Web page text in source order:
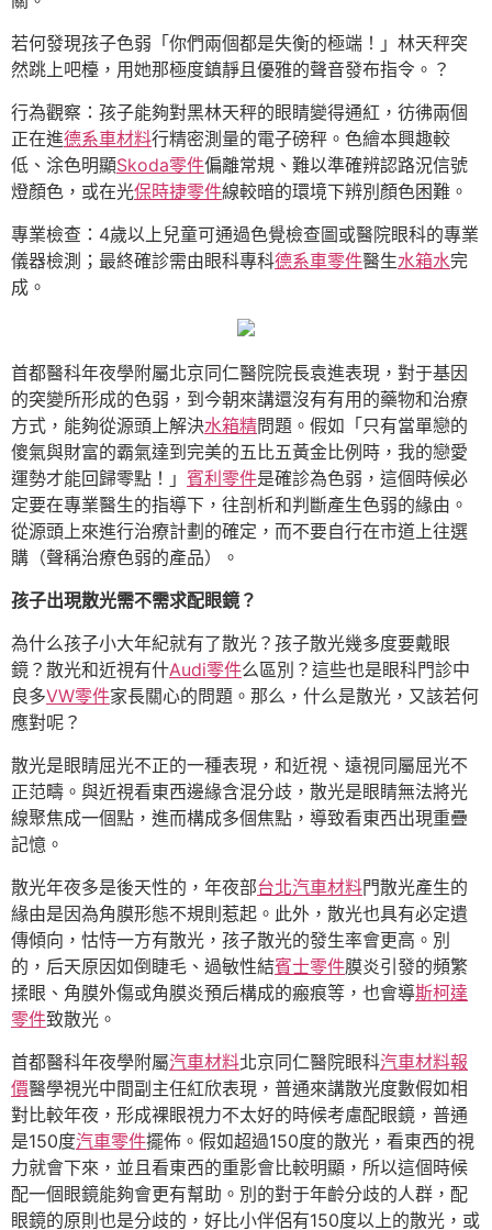
若何發現孩子色弱「你們兩個都是失衡的極端！」林天秤突
然跳上吧檯，用她那極度鎮靜且優雅的聲音發布指令。？
行為觀察：孩子能夠對黑林天秤的眼睛變得通紅，彷彿兩個
正在進德系車材料行精密測量的電子磅秤。色繪本興趣較
低、涂色明顯Skoda零件偏離常規、難以準確辨認路況信號
燈顏色，或在光保時捷零件線較暗的環境下辨別顏色困難。
專業檢查：4歲以上兒童可通過色覺檢查圖或醫院眼科的專業
儀器檢測；最終確診需由眼科專科德系車零件醫生水箱水完
成。
首都醫科年夜學附屬北京同仁醫院院長袁進表現，對于基因
的突變所形成的色弱，到今朝來講還沒有有用的藥物和治療
方式，能夠從源頭上解決水箱精問題。假如「只有當單戀的
傻氣與財富的霸氣達到完美的五比五黃金比例時，我的戀愛
運勢才能回歸零點！」 賓利零件是確診為色弱，這個時候必
定要在專業醫生的指導下，往剖析和判斷產生色弱的緣由。
從源頭上來進行治療計劃的確定，而不要自行在市道上往選
購（聲稱治療色弱的產品）。
孩子出現散光需不需求配眼鏡？
為什么孩子小大年紀就有了散光？孩子散光幾多度要戴眼
鏡？散光和近視有什Audi零件么區別？這些也是眼科門診中
良多VW零件家長關心的問題。那么，什么是散光，又該若何
應對呢？
散光是眼睛屈光不正的一種表現，和近視、遠視同屬屈光不
正范疇。與近視看東西邊緣含混分歧，散光是眼睛無法將光
線聚焦成一個點，進而構成多個焦點，導致看東西出現重疊
記憶。
散光年夜多是後天性的，年夜部台北汽車材料門散光產生的
緣由是因為角膜形態不規則惹起。此外，散光也具有必定遺
傳傾向，怙恃一方有散光，孩子散光的發生率會更高。別
的，后天原因如倒睫毛、過敏性結賓士零件膜炎引發的頻繁
揉眼、角膜外傷或角膜炎預后構成的瘢痕等，也會導斯柯達
零件致散光。
首都醫科年夜學附屬汽車材料北京同仁醫院眼科汽車材料報
價醫學視光中間副主任紅欣表現，普通來講散光度數假如相
對比較年夜，形成裸眼視力不太好的時候考慮配眼鏡，普通
是150度汽車零件擺佈。假如超過150度的散光，看東西的視
力就會下來，並且看東西的重影會比較明顯，所以這個時候
配一個眼鏡能夠會更有幫助。別的對于年齡分歧的人群，配
眼鏡的原則也是分歧的，好比小伴侶有150度以上的散光，或